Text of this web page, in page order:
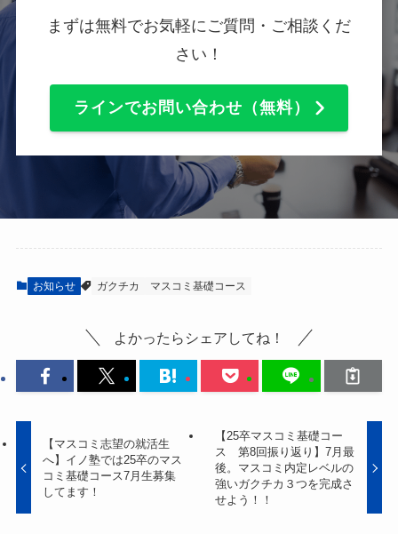
まずは無料でお気軽にご質問・ご相談くだ
さい！
ラインでお問い合わせ（無料）
お知らせ ガクチカ マスコミ基礎コース
よかったらシェアしてね！
【マスコミ志望の就活生
へ】イノ塾では25卒のマス
コミ基礎コース7月生募集
してます！
【25卒マスコミ基礎コー
ス 第8回振り返り】7月最
後。マスコミ内定レベルの
強いガクチカ３つを完成さ
せよう！！